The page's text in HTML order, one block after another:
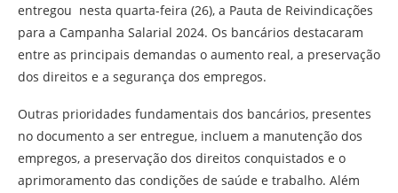
entregou nesta quarta-feira (26), a Pauta de Reivindicações
para a Campanha Salarial 2024. Os bancários destacaram
entre as principais demandas o aumento real, a preservação
dos direitos e a segurança dos empregos.
Outras prioridades fundamentais dos bancários, presentes
no documento a ser entregue, incluem a manutenção dos
empregos, a preservação dos direitos conquistados e o
aprimoramento das condições de saúde e trabalho. Além